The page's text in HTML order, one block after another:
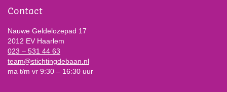
Contact
Nauwe Geldelozepad 17
2012 EV Haarlem
023 – 531 44 63
team@stichtingdebaan.nl
ma t/m vr 9:30 – 16:30 uur